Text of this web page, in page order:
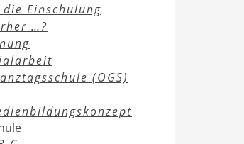
die Einschulung
…?
(OGS)